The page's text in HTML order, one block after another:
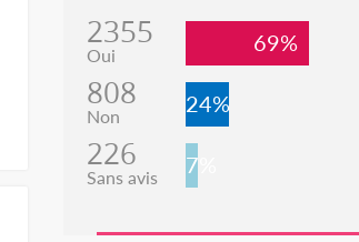
2355
Oui 69%
808
Non 24%
226
Sans avis 7%